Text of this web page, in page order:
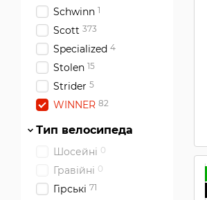
Schwinn 1
Scott 373
Specialized 4
Stolen 15
Strider 5
WINNER 82
Тип велосипеда
Шосейні 0
Гравійні 0
Гірські 71